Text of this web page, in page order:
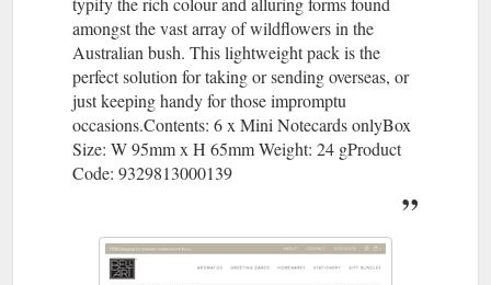
amongst the vast array of wildflowers in the
Australian bush. This lightweight pack is the
perfect solution for taking or sending overseas, or
just keeping handy for those impromptu
occasions.Contents: 6 x Mini Notecards onlyBox
Size: W 95mm x H 65mm Weight: 24 gProduct
Code: 9329813000139